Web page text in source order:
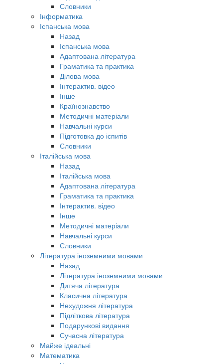
Словники
Інформатика
Іспанська мова
Назад
Іспанська мова
Адаптована література
Граматика та практика
Ділова мова
Інтерактив. відео
Інше
Країнознавство
Методичні матеріали
Навчальні курси
Підготовка до іспитів
Словники
Італійська мова
Назад
Італійська мова
Адаптована література
Граматика та практика
Інтерактив. відео
Інше
Методичні матеріали
Навчальні курси
Словники
Література іноземними мовами
Назад
Література іноземними мовами
Дитяча література
Класична література
Нехудожня література
Підліткова література
Подарункові видання
Сучасна література
Майже ідеальні
Математика